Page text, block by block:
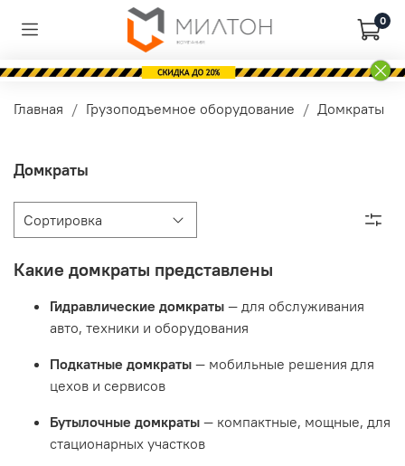
0
Главная Грузоподъемное оборудование Домкраты
Домкраты
Какие домкраты представлены
Гидравлические домкраты — для обслуживания
авто, техники и оборудования
Подкатные домкраты — мобильные решения для
цехов и сервисов
Бутылочные домкраты — компактные, мощные, для
стационарных участков